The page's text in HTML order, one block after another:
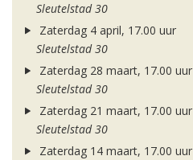
Sleutelstad 30
Zaterdag 4 april, 17.00 uur
Sleutelstad 30
Zaterdag 28 maart, 17.00 uur
Sleutelstad 30
Zaterdag 21 maart, 17.00 uur
Sleutelstad 30
Zaterdag 14 maart, 17.00 uur